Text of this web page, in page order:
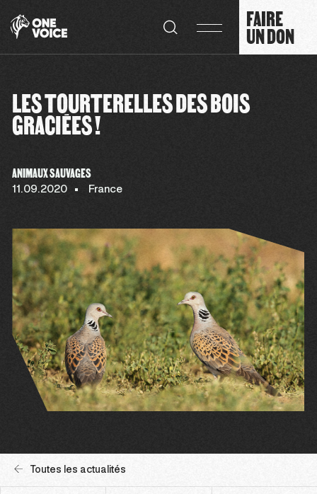
FAIRE
UN DON
LES TOURTERELLES DES BOIS
GRACIÉES !
ANIMAUX SAUVAGES
11.09.2020 France
Toutes les actualités